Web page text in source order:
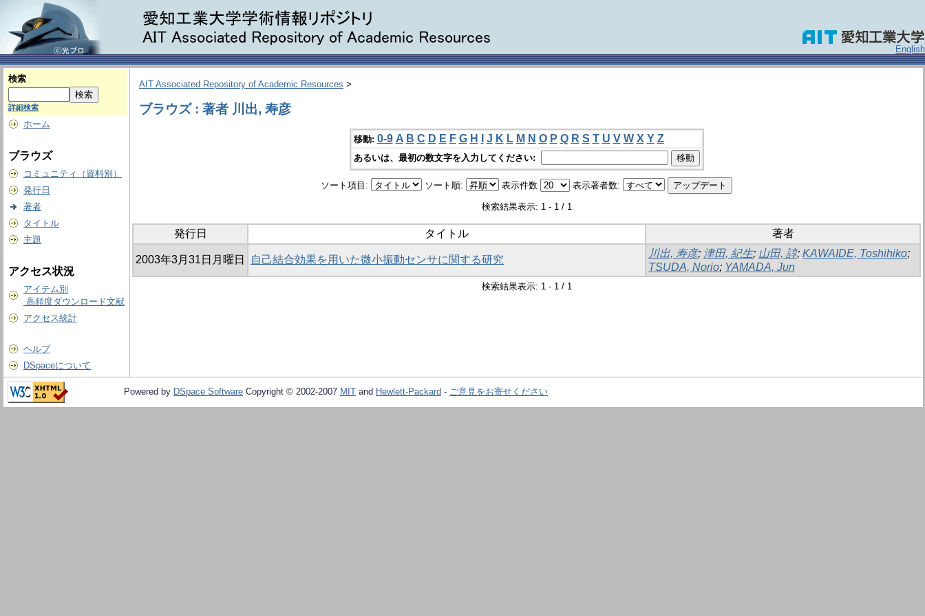
English
検索
詳細検索
ホーム
ブラウズ
コミュニティ（資料別）
発行日
著者
タイトル
主題
アクセス状況
アイテム別
高頻度ダウンロード文献
アクセス統計
ヘルプ
DSpaceについて
AIT Associated Repository of Academic Resources >
ブラウズ : 著者 川出, 寿彦
移動: 0-9 A B C D E F G H J K L M N O P Q R S T U V W X Y Z
あるいは、最初の数文字を入力してください:
ソート項目: ソート順: 表示件数 表示著者数:
検索結果表示: 1 - 1 / 1
発行日 タイトル 著者
2003年3月31日月曜日 自己結合効果を用いた微小振動センサに関する研究
川出, 寿彦; 津田, 紀生; 山田, 諄; KAWAIDE, Toshihiko;
TSUDA, Norio; YAMADA, Jun
検索結果表示: 1 - 1 / 1
Powered by DSpace Software Copyright © 2002-2007 MIT and Hewlett-Packard - ご意見をお寄せください